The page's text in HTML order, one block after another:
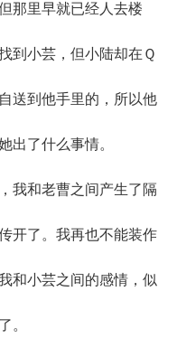
里早就已经人去楼
到小芸，但小陆却在Ｑ
送到他手里的，所以他
出了什么事情。
和老曹之间产生了隔
开了。我再也不能装作
和小芸之间的感情，似
。